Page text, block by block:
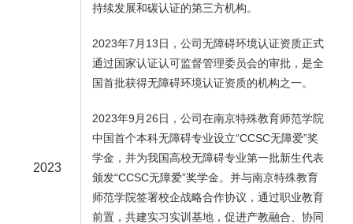
2023
持续发展和碳认证的第三方机构。
2023年7月13日，公司无障碍环境认证资质正式
通过国家认证认可监督管理委员会的审批，是全
国首批获得无障碍环境认证资质的机构之一。
2023年9月26日，公司在南京特殊教育师范学院
中国首个本科无障碍专业设立“CCSC无障爱”奖
学金，并为我国高校无障碍专业第一批新生代表
颁发“CCSC无障爱”奖学金。并与南京特殊教育
师范学院签署校企战略合作协议，通过职业教育
前置，共建实习实训基地，促进产教融合、协同